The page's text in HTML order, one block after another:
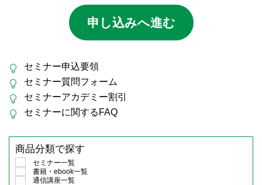
申し込みへ進む
セミナー申込要領
セミナー質問フォーム
セミナーアカデミー割引
セミナーに関するFAQ
商品分類で探す
セミナー一覧
書籍・ebook一覧
通信講座一覧